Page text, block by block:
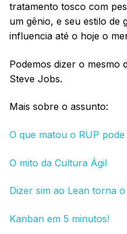
tratamento tosco com
um gênio, e seu estilo de
influencia até o hoje o
Podemos dizer o mesmo
Steve Jobs.
Mais sobre o assunto:
O que matou o RUP
O mito da Cultura Ágil
Dizer sim ao Lean torna
Kanban em 5 minutos!